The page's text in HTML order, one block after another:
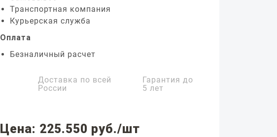
Транспортная компания
Курьерская служба
Оплата
Безналичный расчет
Доставка по всей
России
Гарантия до
5 лет
Цена: 225.550 руб./шт